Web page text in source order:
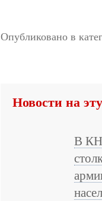
Опубликовано в
Новости на
В